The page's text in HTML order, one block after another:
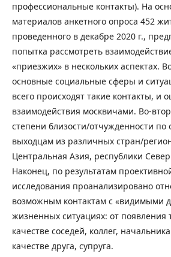
профессиональные контакты). На
материалов анкетного опроса 452
проведенного в декабре 2020 г.,
попытка рассмотреть
«приезжих» в нескольких аспектах.
основные социальные сферы и
всего происходят такие контакты, и
взаимодействия москвичами. Во-
степени близости/отчужденности
выходцам из различных стран/
Центральная Азия, республики
Наконец, по результатам
исследования проанализировано
возможным контактам с «видимыми
жизненных ситуациях: от появления
качестве соседей, коллег,
качестве друга, супруга.